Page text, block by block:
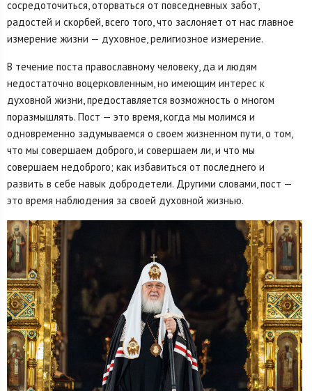
сосредоточиться, оторваться от повседневных забот,
радостей и скорбей, всего того, что заслоняет от нас главное
измерение жизни — духовное, религиозное измерение.
В течение поста православному человеку, да и людям
недостаточно воцерковленным, но имеющим интерес к
духовной жизни, предоставляется возможность о многом
поразмышлять. Пост — это время, когда мы молимся и
одновременно задумываемся о своем жизненном пути, о том,
что мы совершаем доброго, и совершаем ли, и что мы
совершаем недоброго; как избавиться от последнего и
развить в себе навык добродетели. Другими словами, пост —
это время наблюдения за своей духовной жизнью.